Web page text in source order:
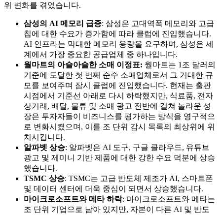
위 변화를 겪었습니다.
삼성의 AI 메모리 급증: 삼성은 고대역폭 메모리와 고급
칩에 대한 수요가 증가함에 따라 클럽에 진입했습니다.
AI 인프라는 막대한 메모리 용량을 요구하며, 삼성은 세
계에서 가장 중요한 공급업체 중 하나입니다.
월마트의 아슬아슬한 소매 이정표: 월마트는 1조 달러의
기준에 도달한 첫 번째 순수 소매업체로서 그 거대한 규
모를 보여주며 잠시 클럽에 진입했습니다. 현재는 출판
시점에서 기준선 아래로 다시 하락했지만, 식료품, 전자
상거래, 배달, 물류 및 소매 광고 전반에 걸쳐 놀라운 성
장은 투자자들이 비즈니스를 평가하는 방식을 영구적으
로 변화시켰으며, 이를 조 단위 감시 목록의 최상위에 위
치시킵니다.
알파벳 상승: 알파벳은 AI 도구, 구글 클라우드, 유튜브
광고 및 제미니 기반 제품에 대한 강한 수요 덕분에 상승
했습니다.
TSMC 상승: TSMC는 고급 반도체 제조가 AI, 스마트폰
및 데이터 센터에 더욱 중심이 되면서 상승했습니다.
마이크로소프트와 메타 하락: 마이크로소프트와 메타는
조 단위 기업으로 남아 있지만, 자본이 다른 AI 및 반도